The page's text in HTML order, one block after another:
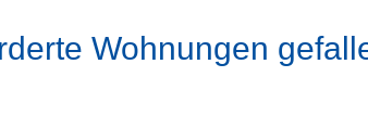
Wohnungen